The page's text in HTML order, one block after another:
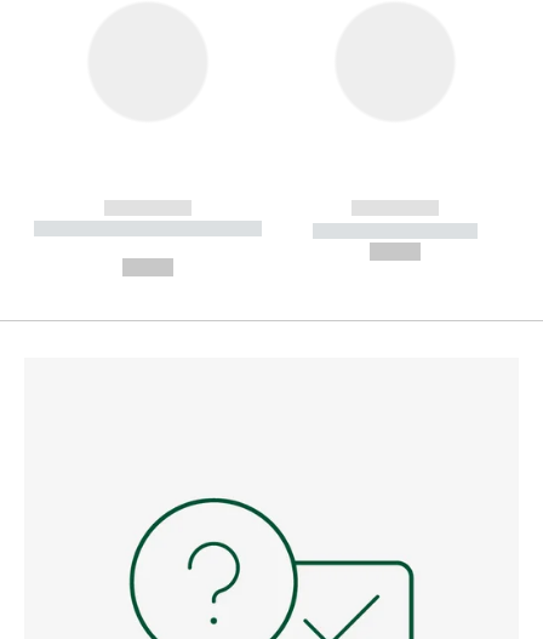
------------
----------- ----------- --------
------------
----------- -----------